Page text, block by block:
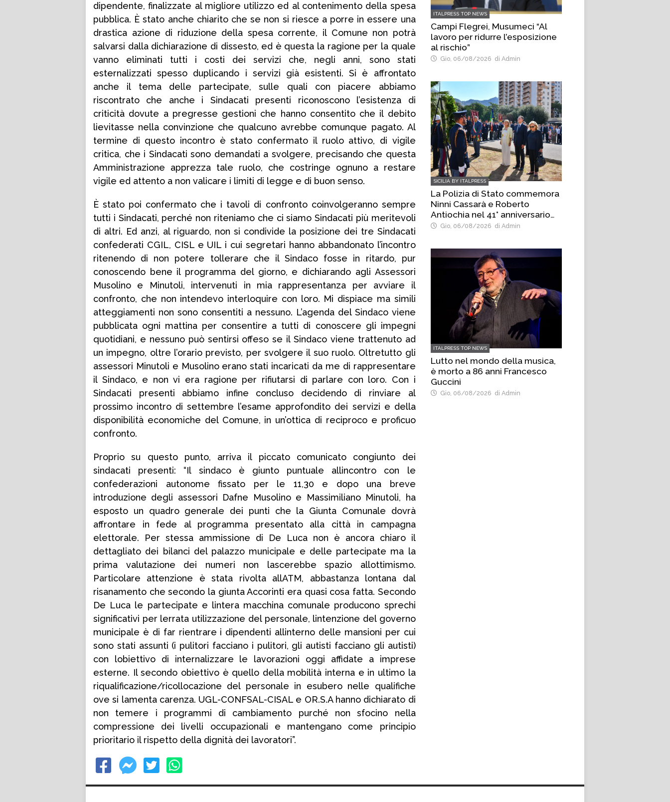
dipendente, finalizzate al migliore utilizzo ed al contenimento della spesa
pubblica. È stato anche chiarito che se non si riesce a porre in essere una
drastica azione di riduzione della spesa corrente, il Comune non potrà
salvarsi dalla dichiarazione di dissesto, ed è questa la ragione per la quale
vanno eliminati tutti i costi dei servizi che, negli anni, sono stati
esternalizzati spesso duplicando i servizi già esistenti. Si è affrontato
anche il tema delle partecipate, sulle quali con piacere abbiamo
riscontrato che anche i Sindacati presenti riconoscono l’esistenza di
criticità dovute a pregresse gestioni che hanno consentito che il debito
lievitasse nella convinzione che qualcuno avrebbe comunque pagato. Al
termine di questo incontro è stato confermato il ruolo attivo, di vigile
critica, che i Sindacati sono demandati a svolgere, precisando che questa
Amministrazione apprezza tale ruolo, che costringe ognuno a restare
vigile ed attento a non valicare i limiti di legge e di buon senso.
È stato poi confermato che i tavoli di confronto coinvolgeranno sempre
tutti i Sindacati, perché non riteniamo che ci siamo Sindacati più meritevoli
di altri. Ed anzi, al riguardo, non si condivide la posizione dei tre Sindacati
confederati CGIL, CISL e UIL i cui segretari hanno abbandonato l’incontro
ritenendo di non potere tollerare che il Sindaco fosse in ritardo, pur
conoscendo bene il programma del giorno, e dichiarando agli Assessori
Musolino e Minutoli, intervenuti in mia rappresentanza per avviare il
confronto, che non intendevo interloquire con loro. Mi dispiace ma simili
atteggiamenti non sono consentiti a nessuno. L’agenda del Sindaco viene
pubblicata ogni mattina per consentire a tutti di conoscere gli impegni
quotidiani, e nessuno può sentirsi offeso se il Sindaco viene trattenuto ad
un impegno, oltre l’orario previsto, per svolgere il suo ruolo. Oltretutto gli
assessori Minutoli e Musolino erano stati incaricati da me di rappresentare
il Sindaco, e non vi era ragione per rifiutarsi di parlare con loro. Con i
Sindacati presenti abbiamo infine concluso decidendo di rinviare al
prossimo incontro di settembre l’esame approfondito dei servizi e della
disponibilità economiche del Comune, in un’ottica di reciproco e proficuo
confronto.
Proprio su questo punto, arriva il piccato comunicato congiunto dei
sindacati presenti: “Il sindaco è giunto puntuale allincontro con le
confederazioni autonome fissato per le 11,30 e dopo una breve
introduzione degli assessori Dafne Musolino e Massimiliano Minutoli, ha
esposto un quadro generale dei punti che la Giunta Comunale dovrà
affrontare in fede al programma presentato alla città in campagna
elettorale. Per stessa ammissione di De Luca non è ancora chiaro il
dettagliato dei bilanci del palazzo municipale e delle partecipate ma la
prima valutazione dei numeri non lascerebbe spazio allottimismo.
Particolare attenzione è stata rivolta allATM, abbastanza lontana dal
risanamento che secondo la giunta Accorinti era quasi cosa fatta. Secondo
De Luca le partecipate e lintera macchina comunale producono sprechi
significativi per lerrata utilizzazione del personale, lintenzione del governo
municipale è di far rientrare i dipendenti allinterno delle mansioni per cui
sono stati assunti (i pulitori facciano i pulitori, gli autisti facciano gli autisti)
con lobiettivo di internalizzare le lavorazioni oggi affidate a imprese
esterne. Il secondo obiettivo è quello della mobilità interna e in ultimo la
riqualificazione/ricollocazione del personale in esubero nelle qualifiche
ove si lamenta carenza. UGL-CONFSAL-CISAL e OR.S.A hanno dichiarato di
non temere i programmi di cambiamento purché non sfocino nella
compressione dei livelli occupazionali e mantengano come principio
prioritario il rispetto della dignità dei lavoratori”.
ITALPRESS TOP NEWS
Campi Flegrei, Musumeci “Al
lavoro per ridurre l’esposizione
al rischio”
Gio, 06/08/2026 di Admin
SICILIA BY ITALPRESS
La Polizia di Stato commemora
Ninni Cassarà e Roberto
Antiochia nel 41° anniversario
della loro uccisione
Gio, 06/08/2026 di Admin
ITALPRESS TOP NEWS
Lutto nel mondo della musica,
è morto a 86 anni Francesco
Guccini
Gio, 06/08/2026 di Admin